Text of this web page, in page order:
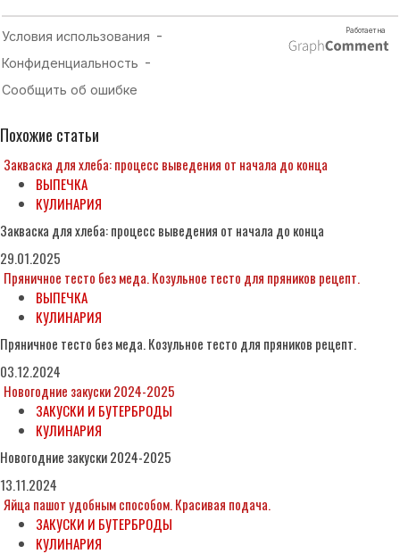
Похожие статьи
Закваска для хлеба: процесс выведения от начала до конца
ВЫПЕЧКА
КУЛИНАРИЯ
Закваска для хлеба: процесс выведения от начала до конца
29.01.2025
Пряничное тесто без меда. Козульное тесто для пряников рецепт.
ВЫПЕЧКА
КУЛИНАРИЯ
Пряничное тесто без меда. Козульное тесто для пряников рецепт.
03.12.2024
Новогодние закуски 2024-2025
ЗАКУСКИ И БУТЕРБРОДЫ
КУЛИНАРИЯ
Новогодние закуски 2024-2025
13.11.2024
Яйца пашот удобным способом. Красивая подача.
ЗАКУСКИ И БУТЕРБРОДЫ
КУЛИНАРИЯ